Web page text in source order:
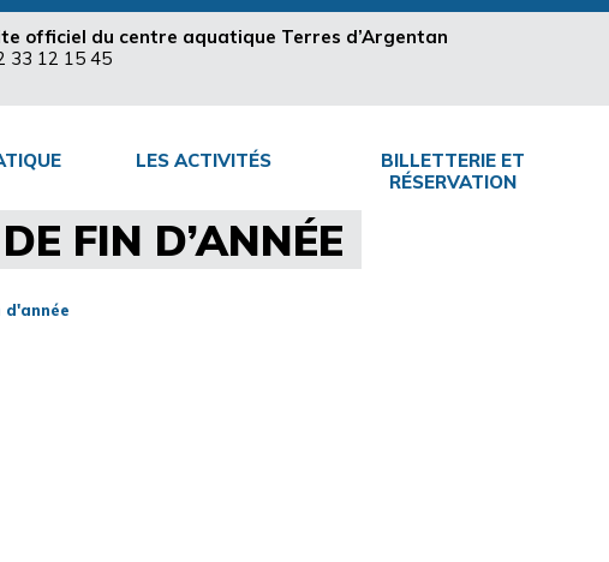
officiel du centre aquatique Terres d’Argentan
33 12 15 45
LES ACTIVITÉS
BILLETTERIE ET
RÉSERVATION
FIN D’ANNÉE
d'année